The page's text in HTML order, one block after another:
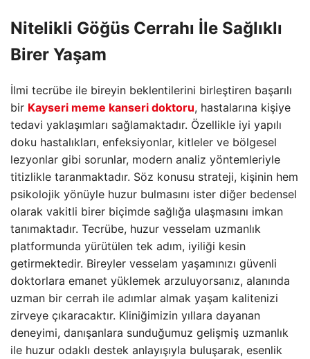
Nitelikli Göğüs Cerrahı İle Sağlıklı
Birer Yaşam
İlmi tecrübe ile bireyin beklentilerini birleştiren başarılı
bir Kayseri meme kanseri doktoru, hastalarına kişiye
tedavi yaklaşımları sağlamaktadır. Özellikle iyi yapılı
doku hastalıkları, enfeksiyonlar, kitleler ve bölgesel
lezyonlar gibi sorunlar, modern analiz yöntemleriyle
titizlikle taranmaktadır. Söz konusu strateji, kişinin hem
psikolojik yönüyle huzur bulmasını ister diğer bedensel
olarak vakitli birer biçimde sağlığa ulaşmasını imkan
tanımaktadır. Tecrübe, huzur vesselam uzmanlık
platformunda yürütülen tek adım, iyiliği kesin
getirmektedir. Bireyler vesselam yaşamınızı güvenli
doktorlara emanet yüklemek arzuluyorsanız, alanında
uzman bir cerrah ile adımlar almak yaşam kalitenizi
zirveye çıkaracaktır. Kliniğimizin yıllara dayanan
deneyimi, danışanlara sunduğumuz gelişmiş uzmanlık
ile huzur odaklı destek anlayışıyla buluşarak, esenlik